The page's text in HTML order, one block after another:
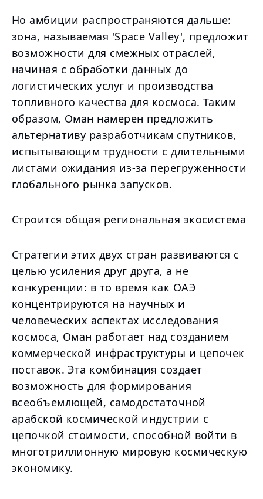
Но амбиции распространяются дальше:
зона, называемая 'Space Valley', предложит
возможности для смежных отраслей,
начиная с обработки данных до
логистических услуг и производства
топливного качества для космоса. Таким
образом, Оман намерен предложить
альтернативу разработчикам спутников,
испытывающим трудности с длительными
листами ожидания из-за перегруженности
глобального рынка запусков.
Строится общая региональная экосистема
Стратегии этих двух стран развиваются с
целью усиления друг друга, а не
конкуренции: в то время как ОАЭ
концентрируются на научных и
человеческих аспектах исследования
космоса, Оман работает над созданием
коммерческой инфраструктуры и цепочек
поставок. Эта комбинация создает
возможность для формирования
всеобъемлющей, самодостаточной
арабской космической индустрии с
цепочкой стоимости, способной войти в
многотриллионную мировую космическую
экономику.